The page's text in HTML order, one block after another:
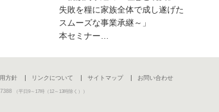
失敗を糧に家族全体で成し遂げた
スムーズな事業承継～」
本セミナー…
方針 リンクについて サイトマップ お問い合わせ
（平日9～17時（12～13時除く））